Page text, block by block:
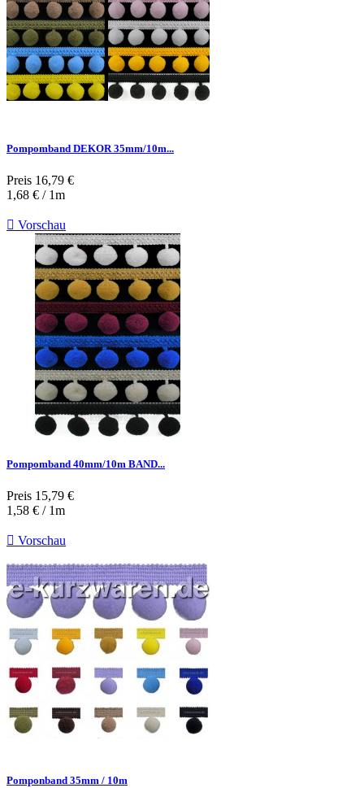
Pompomband DEKOR 35mm/10m...
Preis 16,79 €
1,68 € / 1m
 Vorschau
Pompomband 40mm/10m BAND...
Preis 15,79 €
1,58 € / 1m
 Vorschau
Pomponband 35mm / 10m